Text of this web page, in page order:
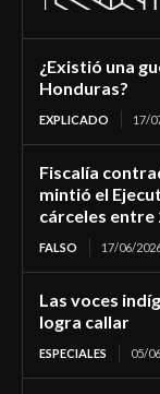
¿Existió una
Honduras?
EXPLICADO 17/
Fiscalía
mintió el
cárceles entre
FALSO 17/06/
Las voces
logra callar
ESPECIALES 05/